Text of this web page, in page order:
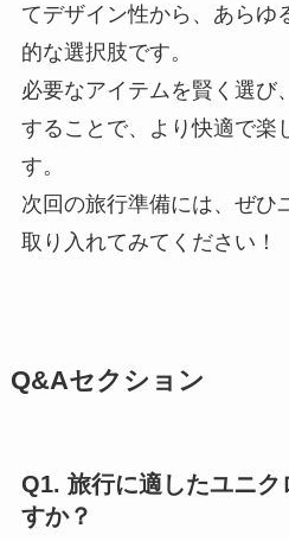
てデザイン性から、あらゆ
的な選択肢です。
必要なアイテムを賢く選び
することで、より快適で楽
す。
次回の旅行準備には、ぜひ
取り入れてみてください！
Q&Aセクション
Q1. 旅行に適したユニ
すか？